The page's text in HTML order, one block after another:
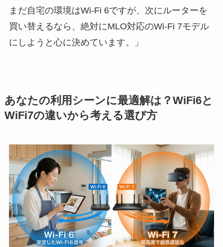
まだ自宅の環境はWi-Fi 6ですが、次にルーターを
買い替えるなら、絶対にMLO対応のWi-Fi 7モデル
にしようと心に決めています。」
あなたの利用シーンに最適解は？WiFi6と
WiFi7の違いから考える選び方